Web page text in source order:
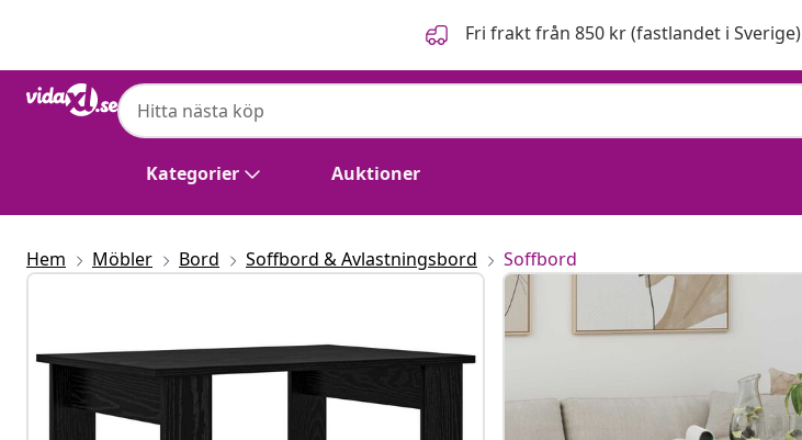
Fri frakt från 850 kr (fastlandet i Sverige)
Kategorier Auktioner
Hem Möbler Bord Soffbord & Avlastningsbord Soffbord